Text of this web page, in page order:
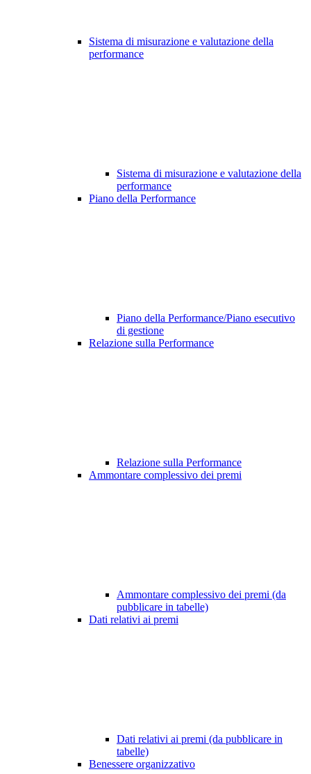
Sistema di misurazione e valutazione della
performance
Sistema di misurazione e valutazione della
performance
Piano della Performance
Piano della Performance/Piano esecutivo
di gestione
Relazione sulla Performance
Relazione sulla Performance
Ammontare complessivo dei premi
Ammontare complessivo dei premi (da
pubblicare in tabelle)
Dati relativi ai premi
Dati relativi ai premi (da pubblicare in
tabelle)
Benessere organizzativo